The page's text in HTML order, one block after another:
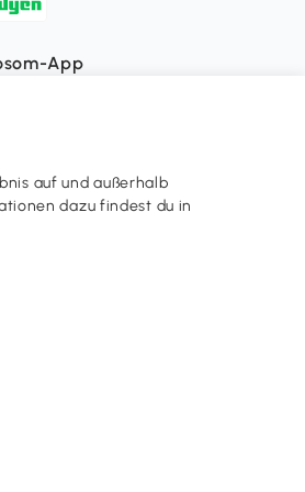
App
Google Play
auf und außerhalb
dazu findest du in